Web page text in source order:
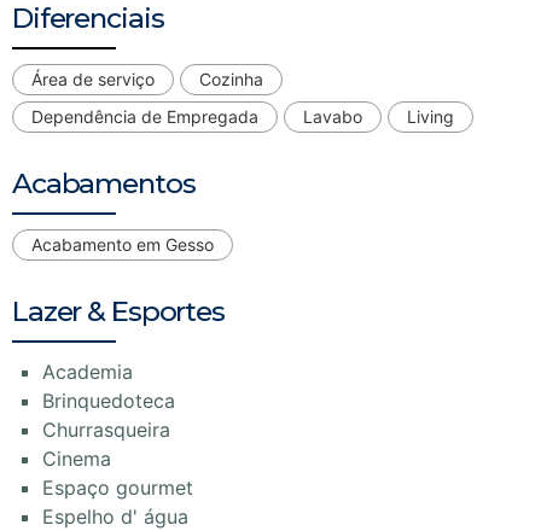
Diferenciais
Área de serviço
Cozinha
Dependência de Empregada
Lavabo Living
Acabamentos
Acabamento em Gesso
Lazer & Esportes
Academia
Brinquedoteca
Churrasqueira
Cinema
Espaço gourmet
Espelho d' água